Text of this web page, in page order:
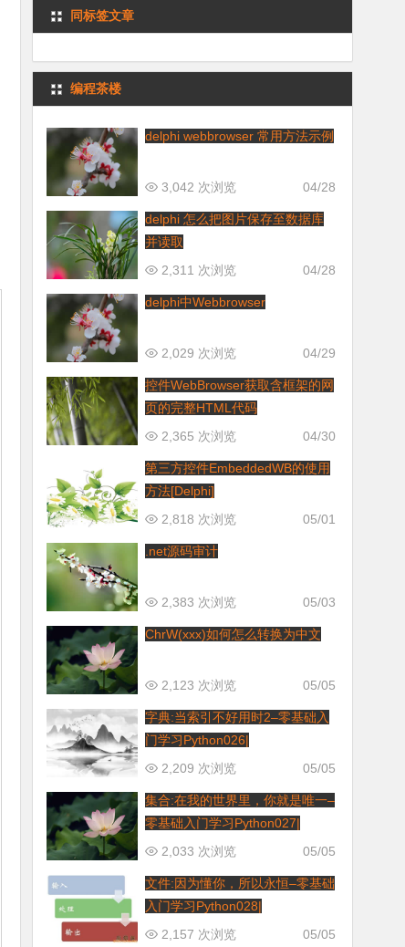
同标签文章
编程茶楼
delphi webbrowser 常用方法示例
04/28
3,042 次浏览
delphi 怎么把图片保存至数据库
并读取
04/28
2,311 次浏览
delphi中Webbrowser
04/29
2,029 次浏览
控件WebBrowser获取含框架的网
页的完整HTML代码
04/30
2,365 次浏览
第三方控件EmbeddedWB的使用
方法[Delphi]
05/01
2,818 次浏览
.net源码审计
05/03
2,383 次浏览
ChrW(xxx)如何怎么转换为中文
05/05
2,123 次浏览
字典:当索引不好用时2–零基础入
门学习Python026|
05/05
2,209 次浏览
集合:在我的世界里，你就是唯一–
零基础入门学习Python027|
05/05
2,033 次浏览
文件:因为懂你，所以永恒–零基础
入门学习Python028|
05/05
2,157 次浏览